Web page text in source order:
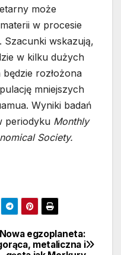
może
w procesie
wskazują,
w kilku dużych
rozłożona
mniejszych
Wyniki badań
periodyku Monthly
Society.
Nowa egzoplaneta:
metaliczna i